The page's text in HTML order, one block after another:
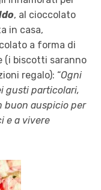
, al cioccolato
in casa,
a forma di
(i biscotti saranno
regalo): “Ogni
gusti particolari,
buon auspicio per
e a vivere